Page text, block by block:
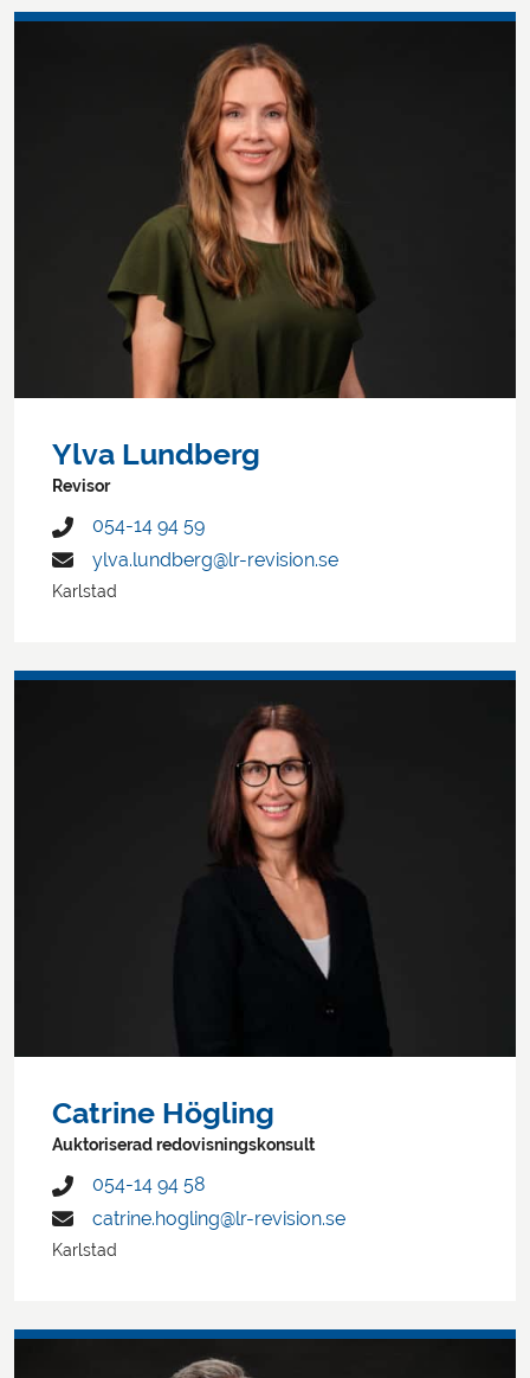
Ylva Lundberg
Revisor
054-14 94 59
ylva.lundberg@lr-revision.se
Karlstad
Catrine Högling
Auktoriserad redovisningskonsult
054-14 94 58
catrine.hogling@lr-revision.se
Karlstad